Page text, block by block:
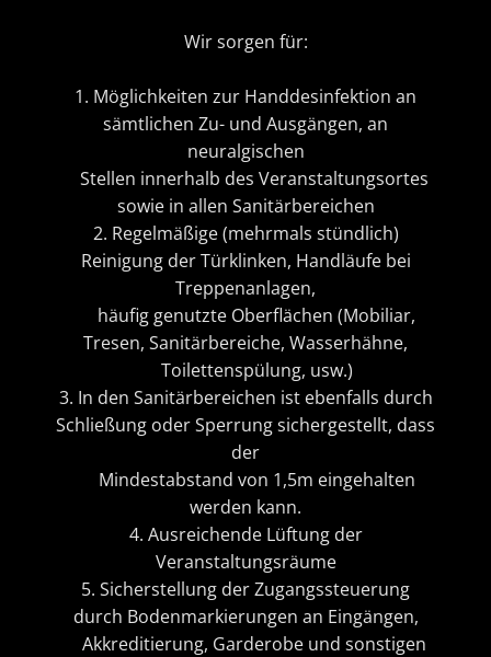
Wir sorgen für:
1. Möglichkeiten zur Handdesinfektion an
sämtlichen Zu- und Ausgängen, an
neuralgischen
Stellen innerhalb des Veranstaltungsortes
sowie in allen Sanitärbereichen
2. Regelmäßige (mehrmals stündlich)
Reinigung der Türklinken, Handläufe bei
Treppenanlagen,
häufig genutzte Oberflächen (Mobiliar,
Tresen, Sanitärbereiche, Wasserhähne,
Toilettenspülung, usw.)
3. In den Sanitärbereichen ist ebenfalls durch
Schließung oder Sperrung sichergestellt, dass
der
Mindestabstand von 1,5m eingehalten
werden kann.
4. Ausreichende Lüftung der
Veranstaltungsräume
5. Sicherstellung der Zugangssteuerung
durch Bodenmarkierungen an Eingängen,
Akkreditierung, Garderobe und sonstigen